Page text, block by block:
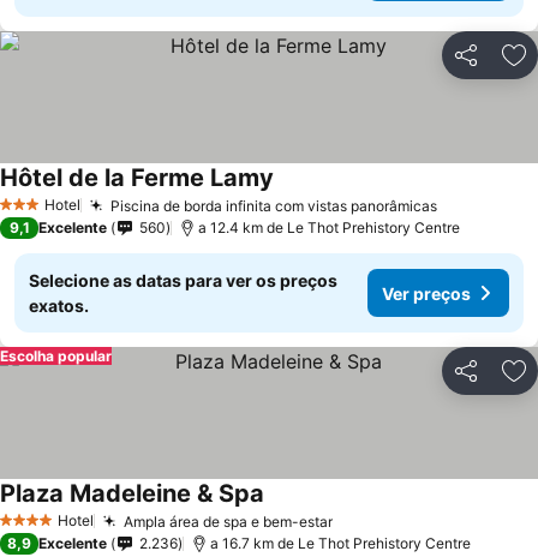
Partilhar
3 EstrelasHotel Piscina de borda infinita com vistas panorâmicas
Hôtel de la Ferme Lamy
9,1 Excelente 560 a 12.4 km de Le Thot Prehistory Centre
Selecione as datas para ver os preços
exatos.
Ver preços
Partilhar
Escolha popular
4 EstrelasHotel Ampla área de spa e bem-estar
Plaza Madeleine & Spa
8,9 Excelente 2.236 a 16.7 km de Le Thot Prehistory Centre